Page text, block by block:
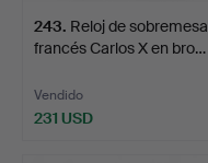
243. Reloj de sobremesa
francés Carlos X en bro…
Vendido
231 USD